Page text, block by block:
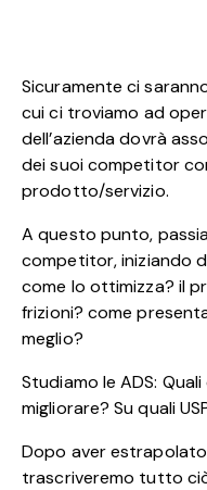
Sicuramente ci
cui ci troviamo ad
dell’azienda dovrà
dei suoi competitor
prodotto/servizio.
A questo punto,
competitor, iniziando
come lo ottimizza? il
frizioni? come
meglio?
Studiamo le ADS:
migliorare? Su quali
Dopo aver
trascriveremo tutto